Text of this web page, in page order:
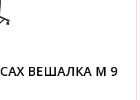
ВЕШАЛКА М 9